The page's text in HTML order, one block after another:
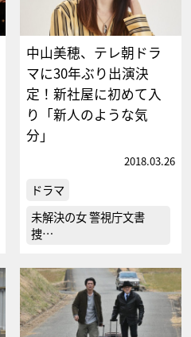
中山美穂、テレ朝ドラ
マに30年ぶり出演決
定！新社屋に初めて入
り「新人のような気
分」
2018.03.26
ドラマ
未解決の女 警視庁文書
捜…